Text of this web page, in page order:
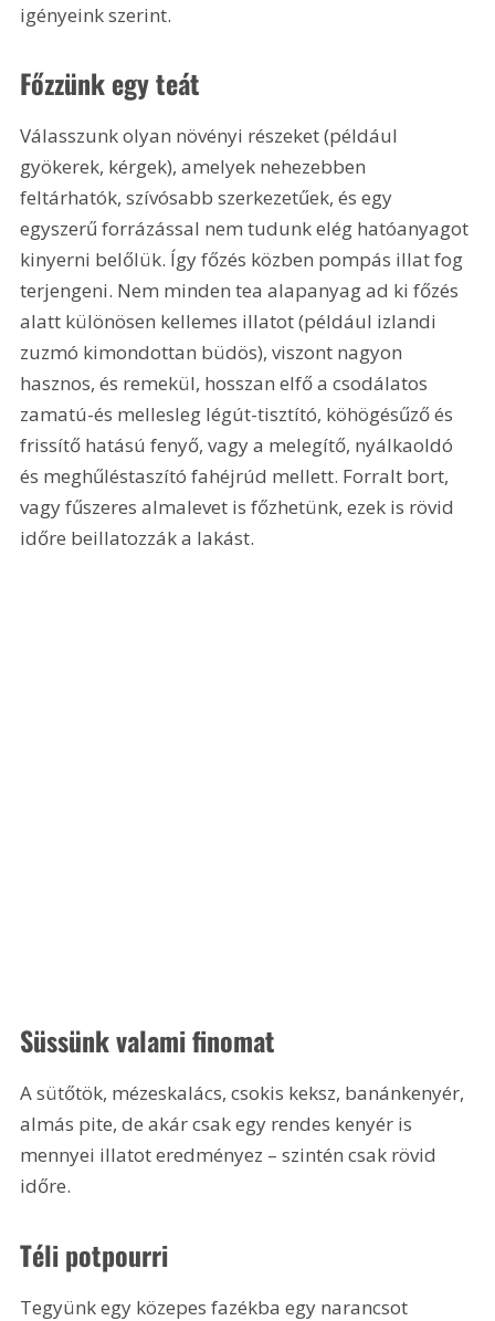
igényeink szerint.
Főzzünk egy teát
Válasszunk olyan növényi részeket (például
gyökerek, kérgek), amelyek nehezebben
feltárhatók, szívósabb szerkezetűek, és egy
egyszerű forrázással nem tudunk elég hatóanyagot
kinyerni belőlük. Így főzés közben pompás illat fog
terjengeni. Nem minden tea alapanyag ad ki főzés
alatt különösen kellemes illatot (például izlandi
zuzmó kimondottan büdös), viszont nagyon
hasznos, és remekül, hosszan elfő a csodálatos
zamatú-és mellesleg légút-tisztító, köhögésűző és
frissítő hatású fenyő, vagy a melegítő, nyálkaoldó
és meghűléstaszító fahéjrúd mellett. Forralt bort,
vagy fűszeres almalevet is főzhetünk, ezek is rövid
időre beillatozzák a lakást.
Süssünk valami finomat
A sütőtök, mézeskalács, csokis keksz, banánkenyér,
almás pite, de akár csak egy rendes kenyér is
mennyei illatot eredményez – szintén csak rövid
időre.
Téli potpourri
Tegyünk egy közepes fazékba egy narancsot